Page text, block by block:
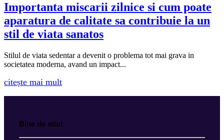
Importanta miscarii zilnice si cum poate
aparatura de calitate sa contribuie la un
stil de viata sanatos
Stilul de viata sedentar a devenit o problema tot mai grava in
societatea moderna, avand un impact...
citește mai mult
Bine de stiut